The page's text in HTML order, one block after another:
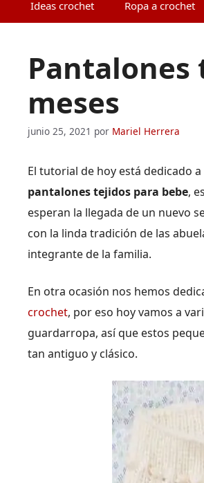
Ideas crochet Ropa a crochet
Pantalones
meses
junio 25, 2021 por Mariel Herrera
El tutorial de hoy está dedicado
pantalones tejidos para bebe,
esperan la llegada de un nuevo
con la linda tradición de las
integrante de la familia.
En otra ocasión nos hemos
crochet, por eso hoy vamos a
guardarropa, así que estos
tan antiguo y clásico.